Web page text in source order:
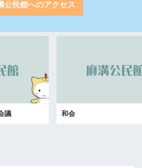
公民館へのアクセス
議 和会